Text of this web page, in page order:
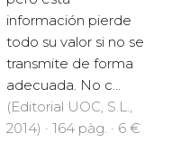
información pierde
todo su valor si no se
transmite de forma
adecuada. No c...
(Editorial UOC, S.L.,
2014) · 164 pàg. · 6 €